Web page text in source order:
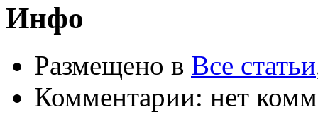
Инфо
Размещено в Все статьи
Комментарии: нет